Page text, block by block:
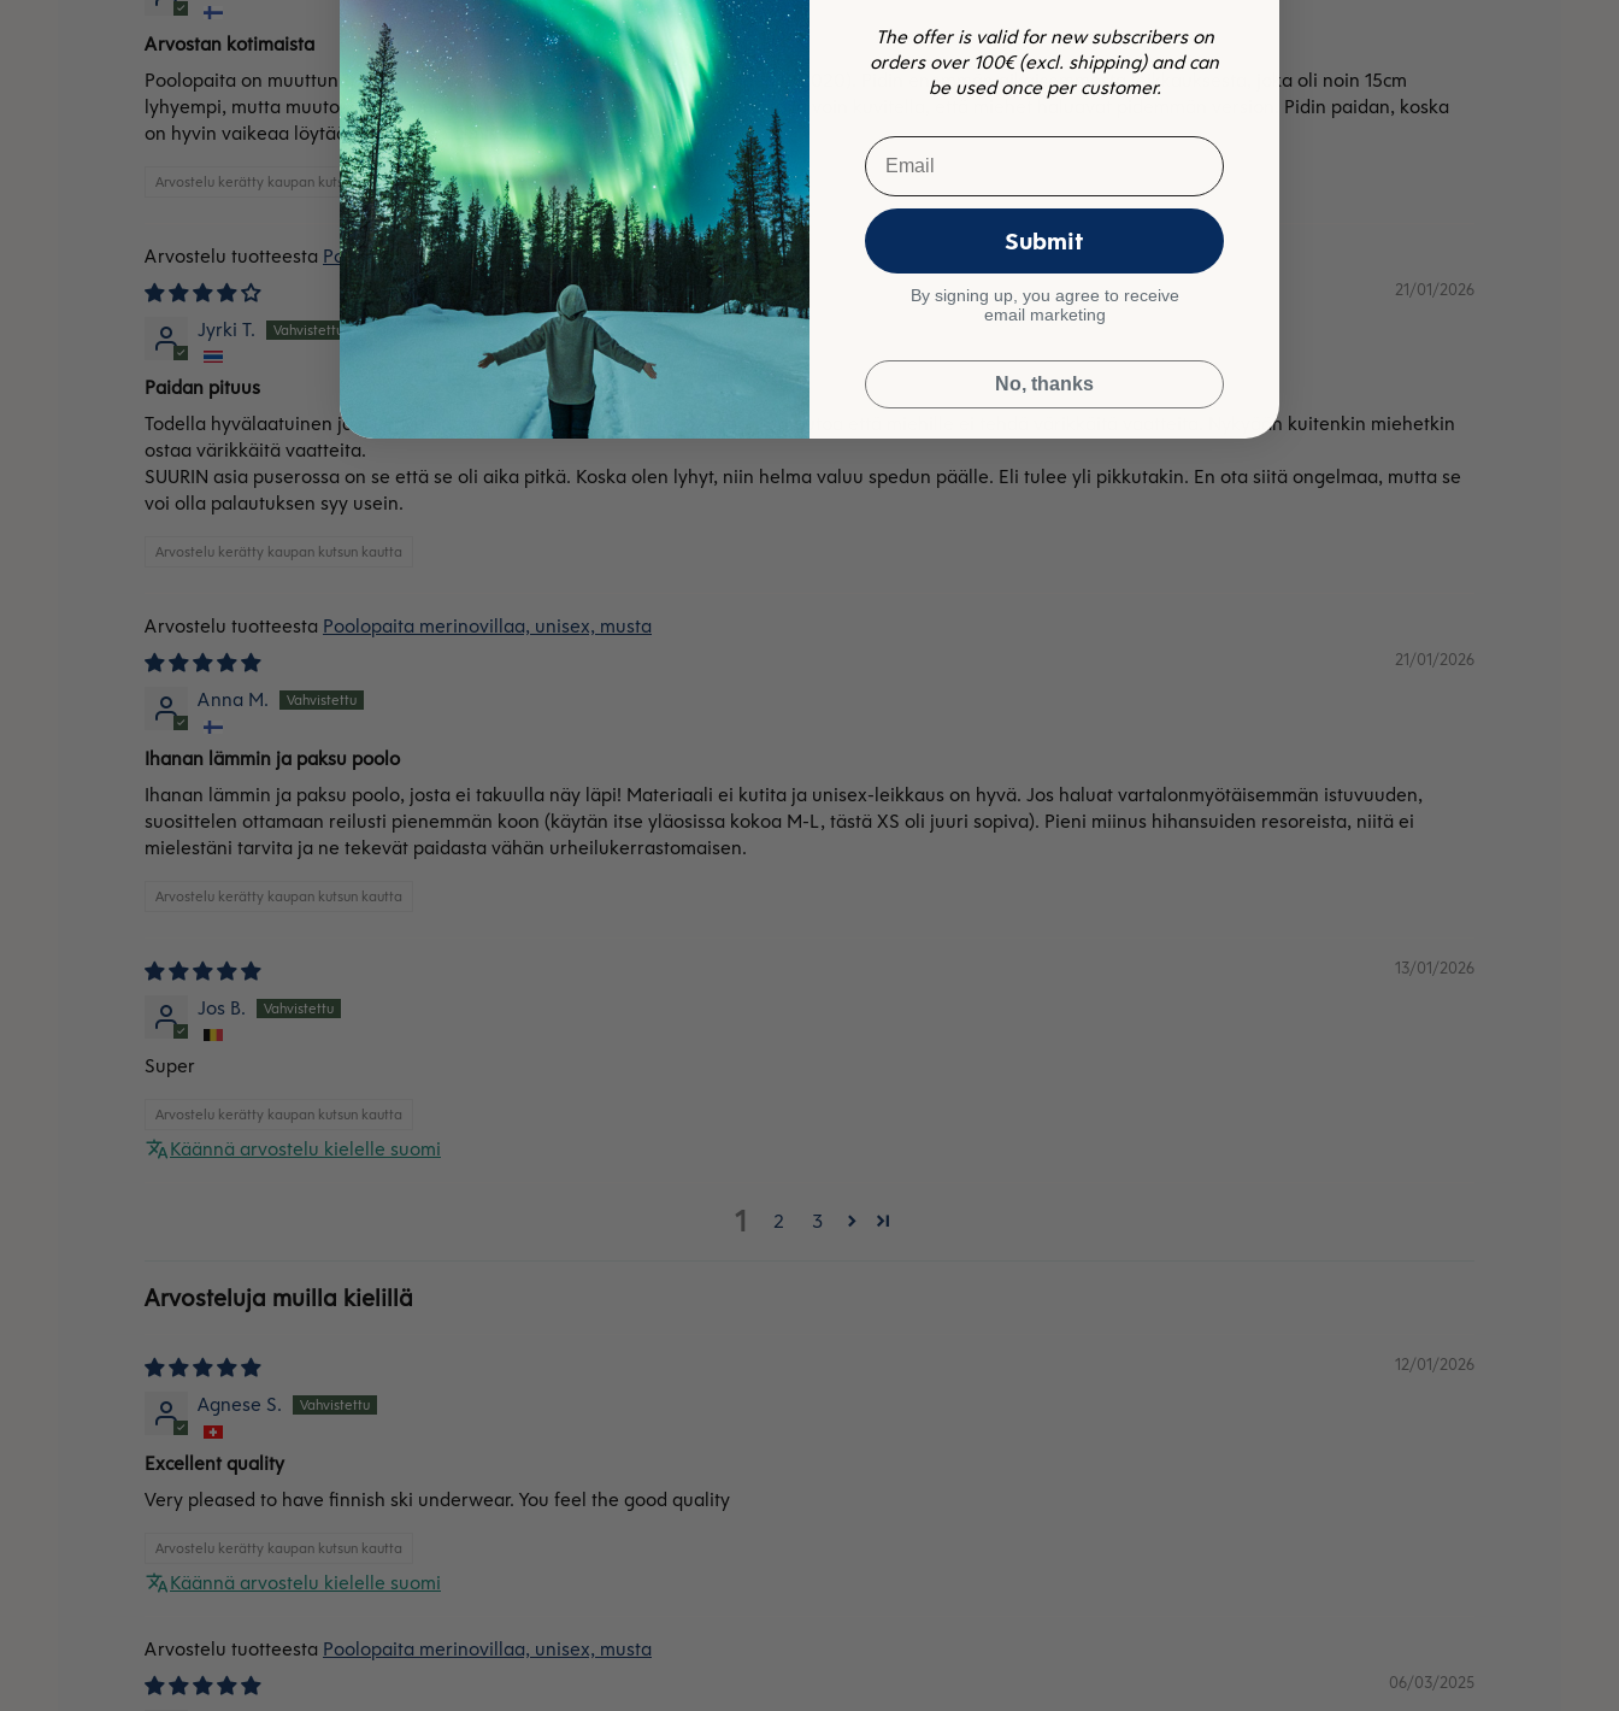
Arvostan kotimaista
Poolopaita on muuttunut sitten viime kerran, kun ostin vastaavan tuotteen (v.2020). Pidin enemmän aikaisemmasta leikkauksesta, joka oli noin 15cm
lyhyempi, mutta muutokset johtunevat unisex-mallien yhteensovittamisesta ja voin kuvitella, että miehet haluavat pidemmän version. Pidin paidan, koska
on hyvin vaikeaa löytää Suomessa valmistettua vastaavaa tuotetta.
Arvostelu kerätty kaupan kutsun kautta
Poolopaita merinovillaa, unisex, punainen
21/01/2026
Jyrki T.
Paidan pituus
Todella hyvälaatuinen ja mukava päällä. Väri olis voinut olla kirkkaampi. On outoa että miehille ei tehdä värikkäitä vaatteita. Nykyään kuitenkin miehetkin
ostaa värikkäitä vaatteita.
SUURIN asia puserossa on se että se oli aika pitkä. Koska olen lyhyt, niin helma valuu spedun päälle. Eli tulee yli pikkutakin. En ota siitä ongelmaa, mutta se
voi olla palautuksen syy usein.
Arvostelu kerätty kaupan kutsun kautta
Poolopaita merinovillaa, unisex, musta
21/01/2026
Anna M.
Ihanan lämmin ja paksu poolo
Ihanan lämmin ja paksu poolo, josta ei takuulla näy läpi! Materiaali ei kutita ja unisex-leikkaus on hyvä. Jos haluat vartalonmyötäisemmän istuvuuden,
suosittelen ottamaan reilusti pienemmän koon (käytän itse yläosissa kokoa M-L, tästä XS oli juuri sopiva). Pieni miinus hihansuiden resoreista, niitä ei
mielestäni tarvita ja ne tekevät paidasta vähän urheilukerrastomaisen.
Arvostelu kerätty kaupan kutsun kautta
13/01/2026
Jos B.
Super
Arvostelu kerätty kaupan kutsun kautta
Käännä arvostelu kielelle suomi
1 2 3
Arvosteluja muilla kielillä
12/01/2026
Agnese S.
Excellent quality
Very pleased to have finnish ski underwear. You feel the good quality
Arvostelu kerätty kaupan kutsun kautta
Käännä arvostelu kielelle suomi
Poolopaita merinovillaa, unisex, musta
06/03/2025
The offer is valid for new subscribers on
orders over 100€ (excl. shipping) and can
be used once per customer.
Email
Submit
By signing up, you agree to receive
email marketing
No, thanks